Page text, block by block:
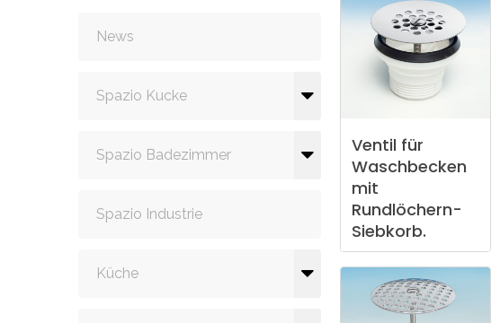
News
Spazio Kucke
Spazio Badezimmer
Spazio Industrie
Küche
Ventil für
Waschbecken
mit
Rundlöchern-
Siebkorb.